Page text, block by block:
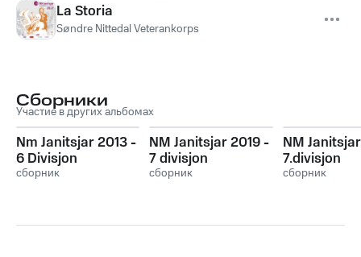
La Storia
Søndre Nittedal Veterankorps
Сборники
Участие в других альбомах
Nm Janitsjar 2013 -
6 Divisjon
сборник
NM Janitsjar 2019 -
7 divisjon
сборник
NM
7.divisjon
сборник